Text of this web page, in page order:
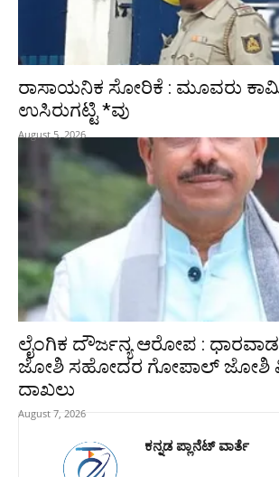
ರಾಸಾಯನಿಕ ಸೋರಿಕೆ : ಮೂವರು
ಉಸಿರುಗಟ್ಟಿ *ವು
August 5, 2026
ಲೈಂಗಿಕ ದೌರ್ಜನ್ಯ ಆರೋಪ :
ಜೋಶಿ ಸಹೋದರ ಗೋಪಾಲ್ ಜೋಶಿ
ದಾಖಲು
August 7, 2026
ಕನ್ನಡ ಪ್ಲಾನೆಟ್ ವಾರ್ತೆ